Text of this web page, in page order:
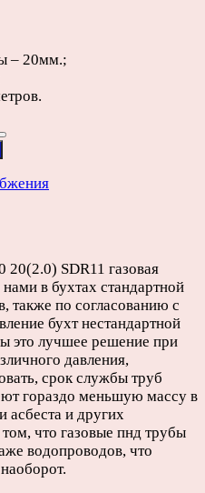
– 20мм.;
SDR11 газовая
в бухтах стандартной
также по согласованию с
бухт нестандартной
это лучшее решение при
давления,
срок службы труб
гораздо меньшую массу в
асбеста и других
что газовые пнд трубы
водопроводов, что